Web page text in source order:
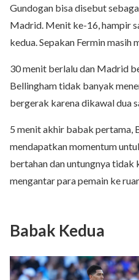
Gundogan bisa disebut
Madrid. Menit ke-16, hampir
kedua. Sepakan Fermin masih
30 menit berlalu dan Madrid
Bellingham tidak banyak
bergerak karena dikawal dua
5 menit akhir babak pertama,
mendapatkan momentum
bertahan dan untungnya
mengantar para pemain ke
Babak Kedua